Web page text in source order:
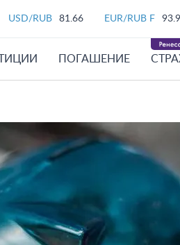
USD/RUB 81.66 EUR/RUB F
ПОГАШЕНИЕ